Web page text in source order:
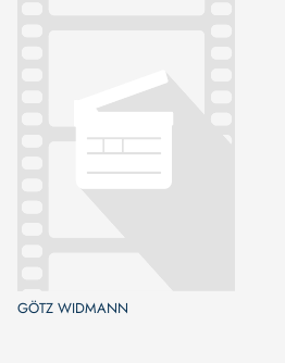
GÖTZ WIDMANN